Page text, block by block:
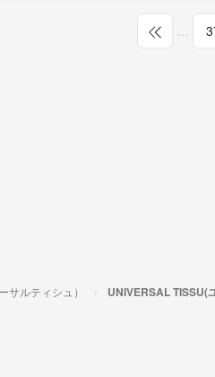
…
サルティシュ） UNIVERSAL TISSU(